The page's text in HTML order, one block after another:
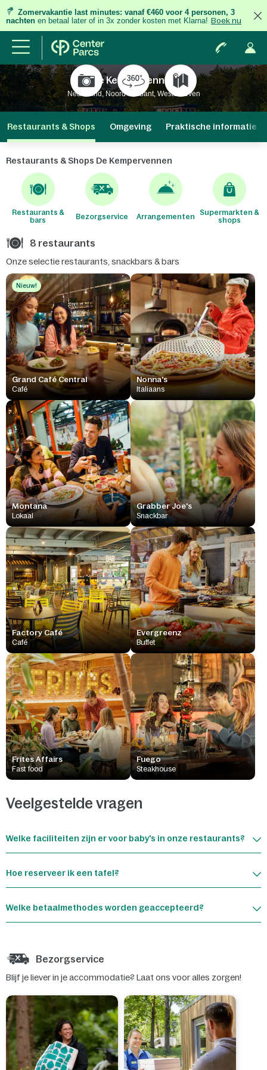
Zomervakantie last minutes: vanaf €460 voor 4 personen, 3
nachten en betaal later of in 3x zonder kosten met Klarna! Boek nu
De Kempervennen
Nederland, Noord-Brabant, Westerhoven
Restaurants & Shops Omgeving Praktische informatie
Restaurants & Shops De Kempervennen
Restaurants &
bars
Bezorgservice Arrangementen
Supermarkten &
shops
8 restaurants
Onze selectie restaurants, snackbars & bars
Nieuw!
Grand Café Central
Café
Nonna's
Italiaans
Montana
Lokaal
Grabber Joe's
Snackbar
Factory Café
Café
Evergreenz
Buffet
Frites Affairs
Fast food
Fuego
Steakhouse
Veelgestelde vragen
Welke faciliteiten zijn er voor baby's in onze restaurants?
Hoe reserveer ik een tafel?
Welke betaalmethodes worden geaccepteerd?
Bezorgservice
Blijf je liever in je accommodatie? Laat ons voor alles zorgen!